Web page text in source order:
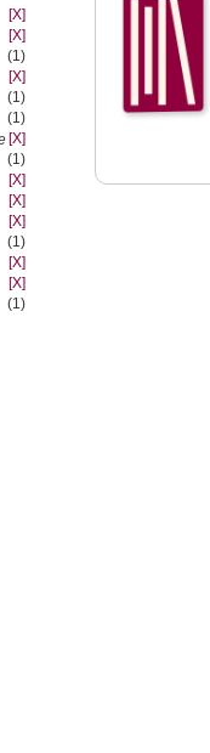
[X]
[X]
(1)
[X]
(1)
(1)
[X]
(1)
[X]
[X]
[X]
(1)
[X]
[X]
(1)